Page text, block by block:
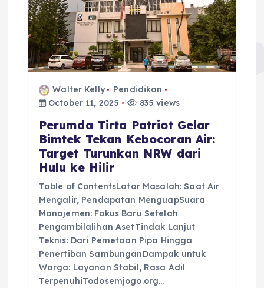
Walter Kelly
Pendidikan
October 11, 2025
835 views
Perumda Tirta Patriot Gelar
Bimtek Tekan Kebocoran Air:
Target Turunkan NRW dari
Hulu ke Hilir
Table of ContentsLatar Masalah: Saat Air
Mengalir, Pendapatan MenguapSuara
Manajemen: Fokus Baru Setelah
Pengambilalihan AsetTindak Lanjut
Teknis: Dari Pemetaan Pipa Hingga
Penertiban SambunganDampak untuk
Warga: Layanan Stabil, Rasa Adil
TerpenuhiTodosemjogo.org…